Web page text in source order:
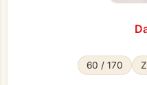
60 / 170